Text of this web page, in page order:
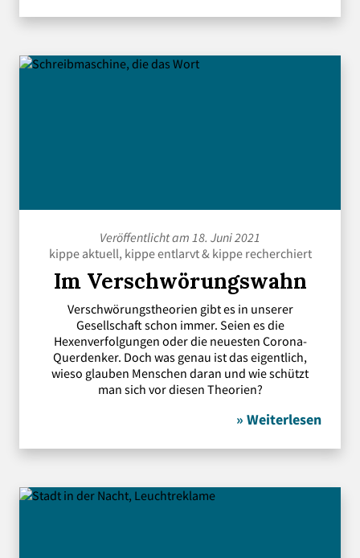
Veröffentlicht am 18. Juni 2021
kippe aktuell, kippe entlarvt& kippe recherchiert
Im Verschwörungswahn
Verschwörungstheorien gibt es in unserer
Gesellschaft schon immer. Seien es die
Hexenverfolgungen oder die neuesten Corona-
Querdenker. Doch was genau ist das eigentlich,
wieso glauben Menschen daran und wie schützt
man sich vor diesen Theorien?
» Weiterlesen